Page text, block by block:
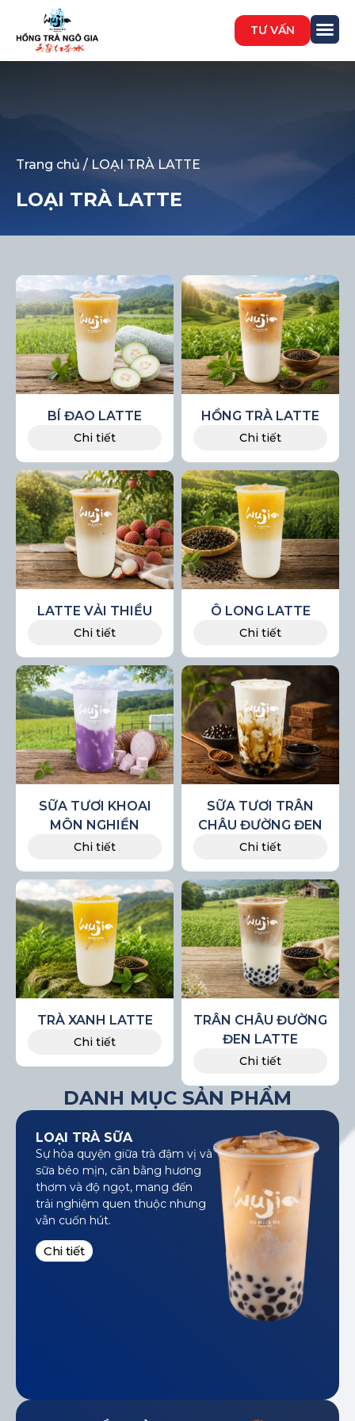
TƯ VẤN
Trang chủ / LOẠI TRÀ LATTE
LOẠI TRÀ LATTE
BÍ ĐAO LATTE
Chi tiết
HỒNG TRÀ LATTE
Chi tiết
LATTE VẢI THIỀU
Chi tiết
Ô LONG LATTE
Chi tiết
SỮA TƯƠI KHOAI
MÔN NGHIỀN
Chi tiết
SỮA TƯƠI TRÂN
CHÂU ĐƯỜNG ĐEN
Chi tiết
TRÀ XANH LATTE
Chi tiết
TRÂN CHÂU ĐƯỜNG
ĐEN LATTE
Chi tiết
DANH MỤC SẢN PHẨM
LOẠI TRÀ SỮA
Sự hòa quyện giữa trà đậm vị và
sữa béo mịn, cân bằng hương
thơm và độ ngọt, mang đến
trải nghiệm quen thuộc nhưng
vẫn cuốn hút.
Chi tiết